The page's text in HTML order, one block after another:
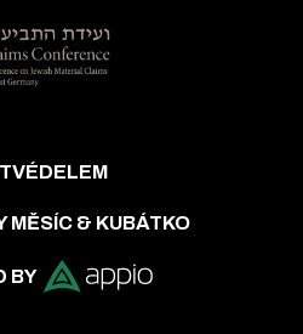
MĚSÍC & KUBÁTKO
BY